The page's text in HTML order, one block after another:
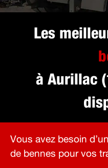
Les
à Aurillac
Vous avez besoin
de bennes pour vos